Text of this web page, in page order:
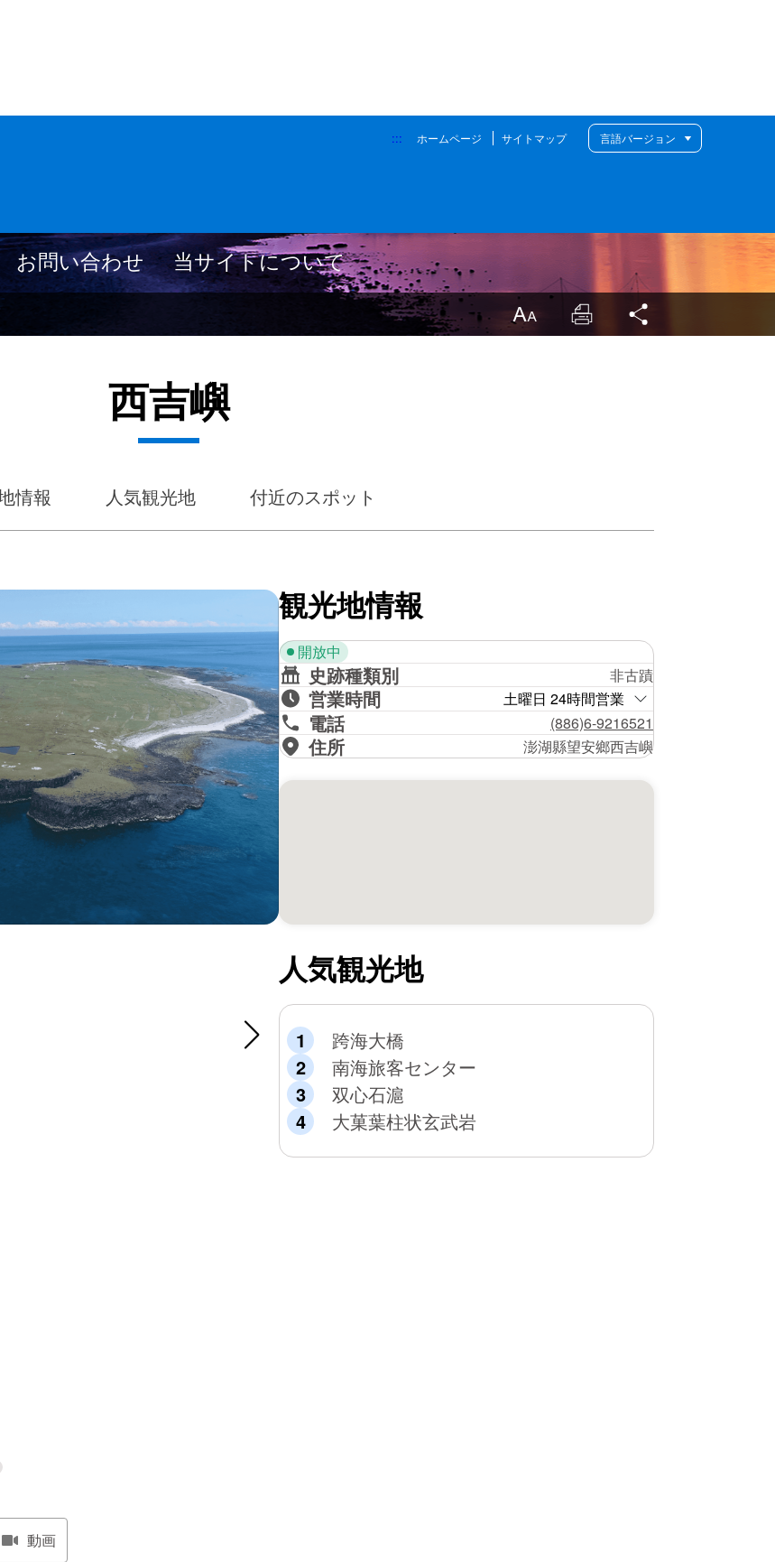
::: ホームページ サイトマップ 言語バージョン
お問い合わせ 当サイトについて
LargrType Print
西吉嶼
情報 人気観光地 付近のスポット
動画
観光地情報
開放中
史跡種類別 非古蹟
営業時間 土曜日 24時間営業
電話 (886)6-9216521
住所 澎湖縣望安鄉西吉嶼
人気観光地
跨海大橋
南海旅客センター
双心石滬
大菓葉柱状玄武岩